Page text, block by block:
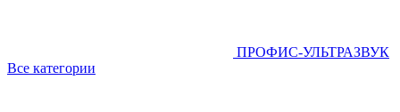
ПРОФИС-УЛЬТРАЗВУК
Все категории